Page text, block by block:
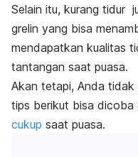
Selain itu, kurang tidur
grelin yang bisa
mendapatkan kualitas
tantangan saat puasa.
Akan tetapi, Anda tidak
tips berikut bisa dicoba
cukup saat puasa.